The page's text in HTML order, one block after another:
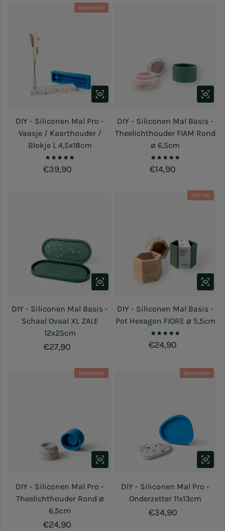
Bestseller
DIY - Siliconen Mal Pro -
Vaasje / Kaarthouder /
Blokje L 4,5x18cm
Normale prijs
€39,90
DIY - Siliconen Mal Basis -
Theelichthouder FIAM Rond
⌀ 6,5cm
Normale prijs
€14,90
DIY - Siliconen Mal Basis -
Schaal Ovaal XL ZALE
12x25cm
Normale prijs
€27,90
NIEUW
DIY - Siliconen Mal Basis -
Pot Hexagon FIORE ⌀ 5,5cm
Normale prijs
€24,90
Bestseller
DIY - Siliconen Mal Pro -
Theelichthouder Rond ⌀
6,5cm
Normale prijs
€24,90
Bestseller
DIY - Siliconen Mal Pro -
Onderzetter 11x13cm
Normale prijs
€34,90